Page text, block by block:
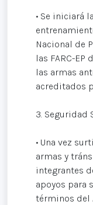
• Se iniciará
Nacional de
las FARC-
las armas
acreditados
3. Seguridad
• Una vez
armas y
integrantes
apoyos para
términos del